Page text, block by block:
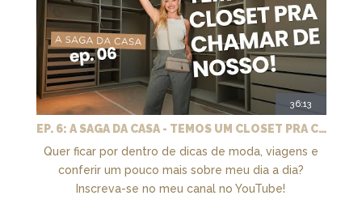
36:13
EP. 6: A SAGA DA CASA - TEMOS UM CLOSET PRA CHAMAR DE NOSSO + MARCENARIA E PAISAGISMO
Quer ficar por dentro de dicas de moda, viagens e
conferir um pouco mais sobre meu dia a dia?
Inscreva-se no meu canal no YouTube!